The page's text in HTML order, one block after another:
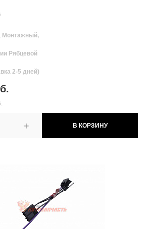
Монтажный,
Рябцевой
2-5 дней)
+ В КОРЗИНУ